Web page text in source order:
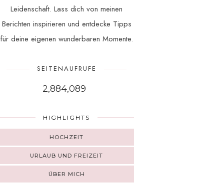
Leidenschaft. Lass dich von meinen
Berichten inspirieren und entdecke Tipps
für deine eigenen wunderbaren Momente.
SEITENAUFRUFE
2,884,089
HIGHLIGHTS
HOCHZEIT
URLAUB UND FREIZEIT
ÜBER MICH